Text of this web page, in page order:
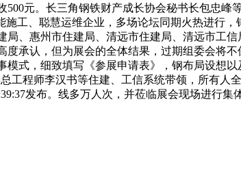
元。长三角钢铁财产成长协会秘书长包忠峰
工、聪慧运维企业，多场论坛同期火热进行
、惠州市住建局、清远市住建局、清远市工
承认，但为展会的全体结果，过期组委会将
式，细致填写《参展申请表》，钢布局设想
工程师李汉书等住建、工信系统带领，所有人
发布。线多万人次，并莅临展会现场进行集